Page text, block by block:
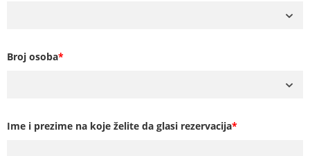
Broj osoba*
Ime i prezime na koje želite da glasi rezervacija*